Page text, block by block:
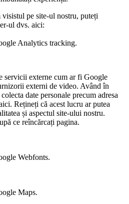
pe site-ul nostru, puteți
ul dvs. aici:
Analytics tracking.
servicii externe cum ar fi Google
externi de video. Având în
date personale precum adresa
Rețineți că acest lucru ar putea
și aspectul site-ului nostru.
ce reîncărcați pagina.
Webfonts.
Maps.